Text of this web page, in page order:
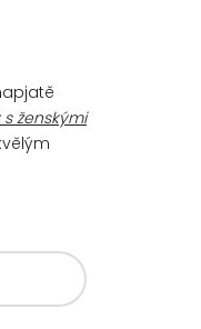
ženskými